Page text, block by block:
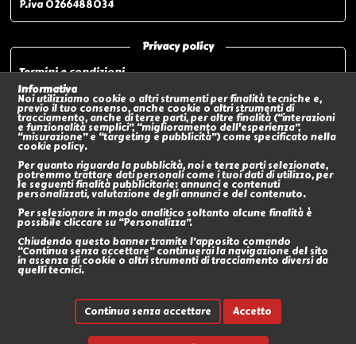
P.iva 0266488034
Privacy policy
Termini e condizioni
Privacy policy
Modalità di pagamento
Modalità di spedizione o Ritiro In negozio
Policy sui Resi
Eventi
Social
Informativa
Noi utilizziamo cookie o altri strumenti per finalità tecniche e,
previo il tuo consenso, anche cookie o altri strumenti di
tracciamento, anche di terze parti, per altre finalità (“interazioni
e funzionalità semplici”, “miglioramento dell'esperienza”,
“misurazione” e “targeting e pubblicità”) come specificato nella
cookie policy.
Per quanto riguarda la pubblicità, noi e terze parti selezionate,
potremmo trattare dati personali come i tuoi dati di utilizzo, per
le seguenti finalità pubblicitarie: annunci e contenuti
personalizzati, valutazione degli annunci e del contenuto.
Per selezionare in modo analitico soltanto alcune finalità è
possibile cliccare su “Personalizza”.
Chiudendo questo banner tramite l’apposito comando
“Continua senza accettare” continuerai la navigazione del sito
in assenza di cookie o altri strumenti di tracciamento diversi da
quelli tecnici.
Continua senza accettare Accetto